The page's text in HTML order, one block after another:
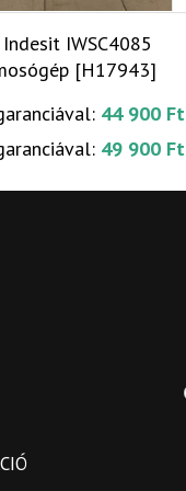
IWSC4085
[H17943]
44 900 Ft
49 900 Ft